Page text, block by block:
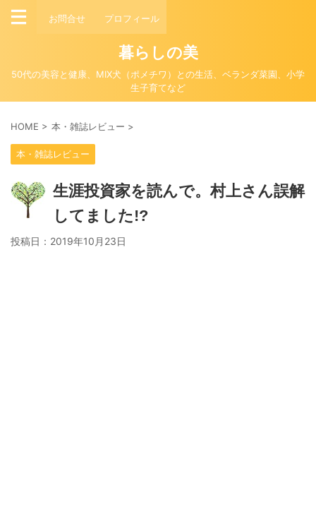
お問合せ プロフィール
暮らしの美
50代の美容と健康、MIX犬（ポメチワ）との生活、ベランダ菜園、小学
生子育てなど
HOME > 本・雑誌レビュー >
本・雑誌レビュー
生涯投資家を読んで。村上さん誤解
してました!?
投稿日： 2019年10月23日